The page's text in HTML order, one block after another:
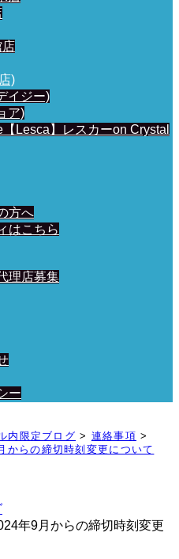
店
)
イジー)
ア)
Lesca】レスカーon Crystal
方へ
はこちら
理店募集
ー
内限定ブログ > 連絡事項 >
からの締切時刻変更について
年9月からの締切時刻変更